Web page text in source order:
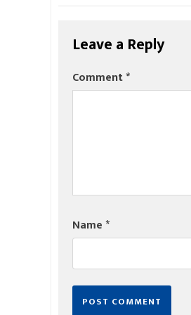
Leave a Reply
Comment*
Name*